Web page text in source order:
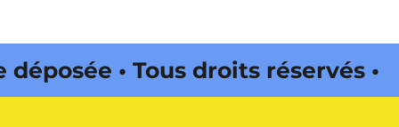
• Tous droits réservés •